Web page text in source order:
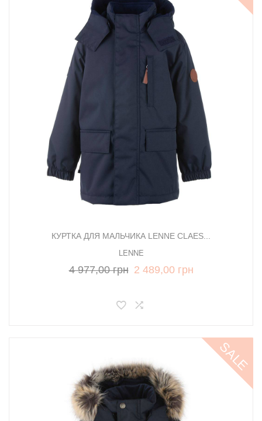
КУРТКА ДЛЯ МАЛЬЧИКА LENNE CLAES...
LENNE
4 977,00 грн 2 489,00 грн
SALE